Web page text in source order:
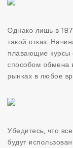
Однако лишь в
такой отказ.
плавающие курсы
способом обмена
рынках в любое
Убедитесь, что
будут